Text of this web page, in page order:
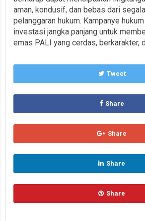
aman, kondusif, dan bebas dari
pelanggaran hukum. Kampanye
investasi jangka panjang untuk
emas PALI yang cerdas, berkarakter,
Tweet
Share
Share
Share
Share